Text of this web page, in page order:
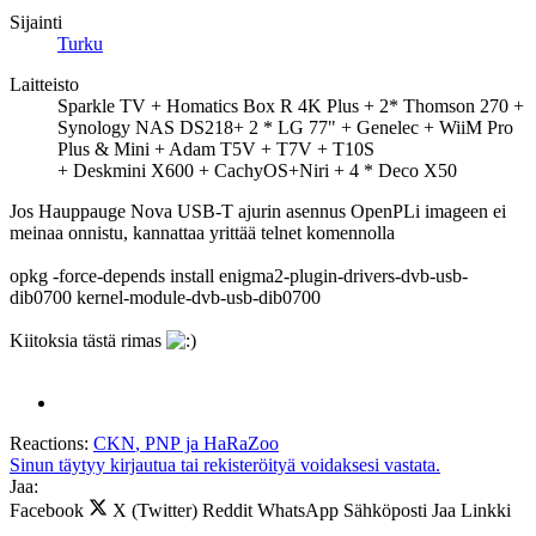
Sijainti
Turku
Laitteisto
Sparkle TV + Homatics Box R 4K Plus + 2* Thomson 270 +
Synology NAS DS218+ 2 * LG 77" + Genelec + WiiM Pro
Plus & Mini + Adam T5V + T7V + T10S
+ Deskmini X600 + CachyOS+Niri + 4 * Deco X50
Jos Hauppauge Nova USB-T ajurin asennus OpenPLi imageen ei
meinaa onnistu, kannattaa yrittää telnet komennolla
opkg -force-depends install enigma2-plugin-drivers-dvb-usb-
dib0700 kernel-module-dvb-usb-dib0700
Kiitoksia tästä rimas
Reactions: CKN, PNP ja HaRaZoo
Sinun täytyy kirjautua tai rekisteröityä voidaksesi vastata.
Jaa:
Facebook
X (Twitter) Reddit WhatsApp Sähköposti Jaa Linkki